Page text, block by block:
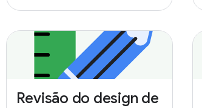
Revisão do design de